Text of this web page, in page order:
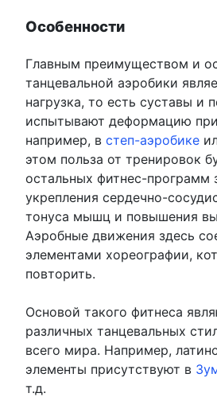
Особенности
Главным преимуществом и
танцевальной аэробики
нагрузка, то есть суставы и
испытывают деформацию при
например, в степ-аэробике
этом польза от тренировок
остальных фитнес-программ
укрепления сердечно-
тонуса мышц и повышения
Аэробные движения здесь
элементами хореографии,
повторить.
Основой такого фитнеса
различных танцевальных
всего мира. Например,
элементы присутствуют в
т.д.